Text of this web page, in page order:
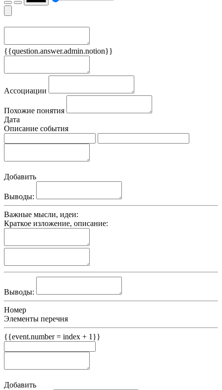
{{question.answer.admin.notion}}
Ассоциации
Похожие понятия
Дата
Описание события
Добавить
Выводы:
Важные мысли, идеи:
Краткое изложение, описание:
Выводы:
Номер
Элементы перечня
{{event.number = index + 1}}
Добавить